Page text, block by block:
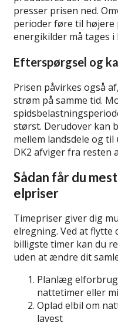
presser prisen ned.
perioder føre til højere
energikilder må tages i
Efterspørgsel og
Prisen påvirkes også
strøm på samme tid.
størst. Derudover kan
mellem landsdele og
DK2 afviger fra resten
Sådan får du
elpriser
Timepriser giver dig
elregning. Ved at
billigste timer kan du
uden at ændre dit
Planlæg
nattetimer eller
Oplad elbil om
lavest